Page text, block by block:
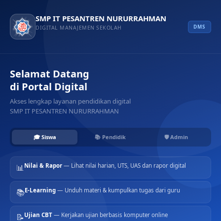
SMP IT PESANTREN NURURRAHMAN
DIGITAL MANAJEMEN SEKOLAH DMS
Selamat Datang
di Portal Digital
Akses lengkap layanan pendidikan digital
SMP IT PESANTREN NURURRAHMAN
🎓 Siswa 📚 Pendidik 🛡️ Admin
📊Nilai & Rapor — Lihat nilai harian, UTS, UAS dan rapor digital
📚E-Learning — Unduh materi & kumpulkan tugas dari guru
📝 Ujian CBT — Kerjakan ujian berbasis komputer online